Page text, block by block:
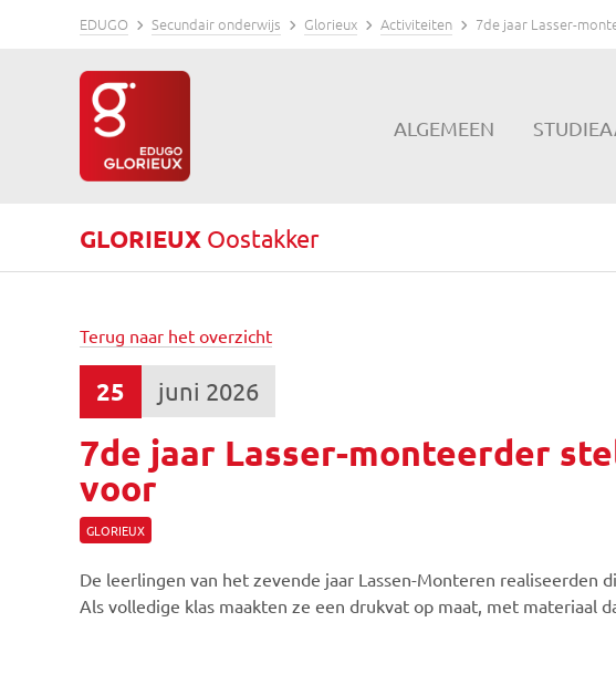
EDUGO Secundair onderwijs Glorieux Activiteiten 7de jaar Lasser-
ALGEMEEN
GLORIEUX Oostakker
Terug naar het overzicht
25 juni 2026
7de jaar Lasser-monteerder
voor
GLORIEUX
De leerlingen van het zevende jaar Lassen-Monteren realiseerden
Als volledige klas maakten ze een drukvat op maat, met materiaal